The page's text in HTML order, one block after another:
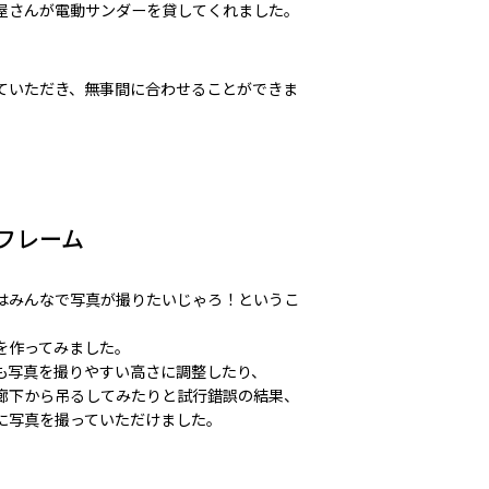
んが電動サンダーを貸してくれました。
いただき、無事間に合わせることができま
レーム
みんなで写真が撮りたいじゃろ！というこ
ってみました。
真を撮りやすい高さに調整したり、
から吊るしてみたりと試行錯誤の結果、
真を撮っていただけました。